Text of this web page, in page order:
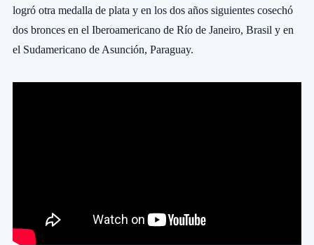
logró otra medalla de plata y en los dos años siguientes cosechó
dos bronces en el Iberoamericano de Río de Janeiro, Brasil y en
el Sudamericano de Asunción, Paraguay.